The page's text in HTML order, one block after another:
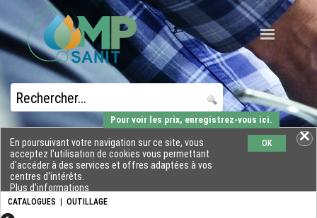
CATALOGUES OUTILLAGE
En poursuivant votre navigation sur ce site, vous
acceptez l'utilisation de cookies vous permettant
d'accéder à des services et offres adaptées à vos
centres d'intérêts.
Plus d'informations
OK
Pour voir les prix, enregistrez-vous ici.